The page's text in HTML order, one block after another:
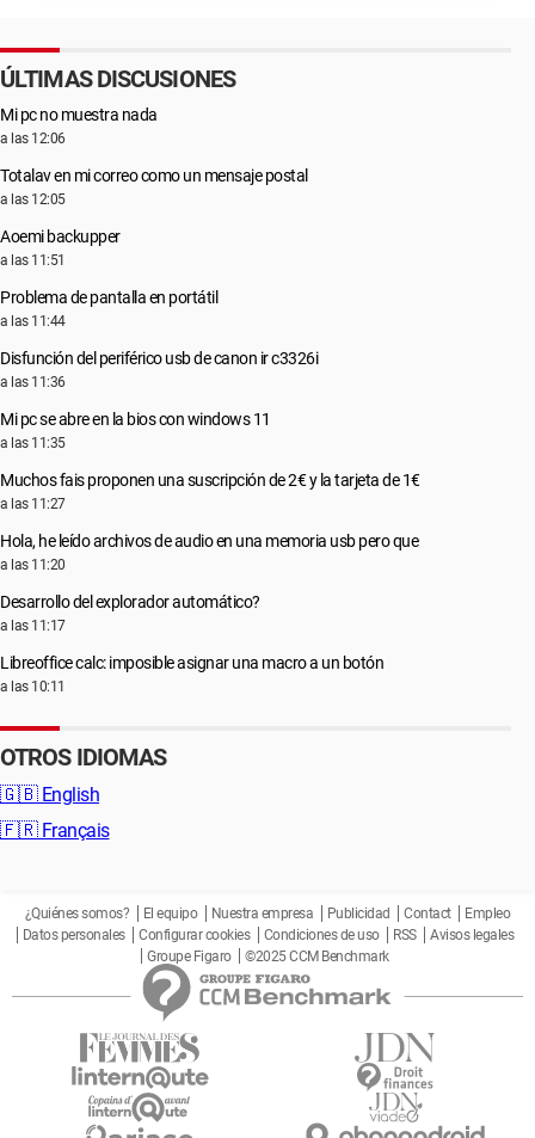
ÚLTIMAS DISCUSIONES
Mi pc no muestra nada
a las 12:06
Totalav en mi correo como un mensaje postal
a las 12:05
Aoemi backupper
a las 11:51
Problema de pantalla en portátil
a las 11:44
Disfunción del periférico usb de canon ir c3326i
a las 11:36
Mi pc se abre en la bios con windows 11
a las 11:35
Muchos fais proponen una suscripción de 2€ y la tarjeta de 1€
a las 11:27
Hola, he leído archivos de audio en una memoria usb pero que
a las 11:20
Desarrollo del explorador automático?
a las 11:17
Libreoffice calc: imposible asignar una macro a un botón
a las 10:11
OTROS IDIOMAS
🇬🇧 English
🇫🇷 Français
¿Quiénes somos? El equipo Nuestra empresa Publicidad Contact
Empleo
Datos personales
Configurar cookies Condiciones de uso RSS
Avisos legales
Groupe Figaro
©2025 CCM Benchmark